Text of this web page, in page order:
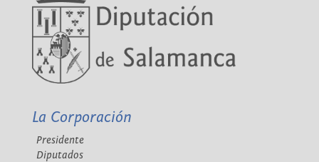
La Corporación
Presidente
Diputados